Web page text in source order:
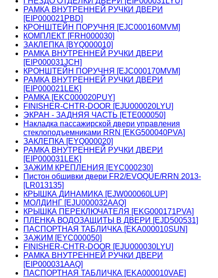
РАМКА ВНУТРЕННЕЙ РУЧКИ ДВЕРИ
[EIP000021PBD]
КРОНШТЕЙН ПОРУЧНЯ [EJC000160MVM]
КОМПЛЕКТ [FRH000030]
ЗАКЛЕПКА [BYQ000010]
РАМКА ВНУТРЕННЕЙ РУЧКИ ДВЕРИ
[EIP000031JCH]
КРОНШТЕЙН ПОРУЧНЯ [EJC000170MVM]
РАМКА ВНУТРЕННЕЙ РУЧКИ ДВЕРИ
[EIP000021LEK]
РАМКА [EKC000020PUY]
FINISHER-CHTR-DOOR [EJU000020LYU]
ЭКРАН - ЗАДНЯЯ ЧАСТЬ [ETE000050]
Накладка пассажирской двери управления
стеклоподъемниками RRN [EKG500040PVA]
ЗАКЛЕПКА [EYQ000020]
РАМКА ВНУТРЕННЕЙ РУЧКИ ДВЕРИ
[EIP000031LEK]
ЗАЖИМ КРЕПЛЕНИЯ [EYC000230]
Пистон обшивки двери FR2/EVOQUE/RRN 2013-
[LR013135]
КРЫШКА ДИНАМИКА [EJW000060LUP]
МОЛДИНГ [EJU000032AAQ]
КРЫШКА ПЕРЕКЛЮЧАТЕЛЯ [EKG000171PVA]
ПЛЕНКА ВОДОЗАЩИТЫ В ДВЕРИ [EJD500531]
ПАСПОРТНАЯ ТАБЛИЧКА [EKA000010SUN]
ЗАЖИМ [EYC000050]
FINISHER-CHTR-DOOR [EJU000030LYU]
РАМКА ВНУТРЕННЕЙ РУЧКИ ДВЕРИ
[EIP000031AAQ]
ПАСПОРТНАЯ ТАБЛИЧКА [EKA000010VAE]